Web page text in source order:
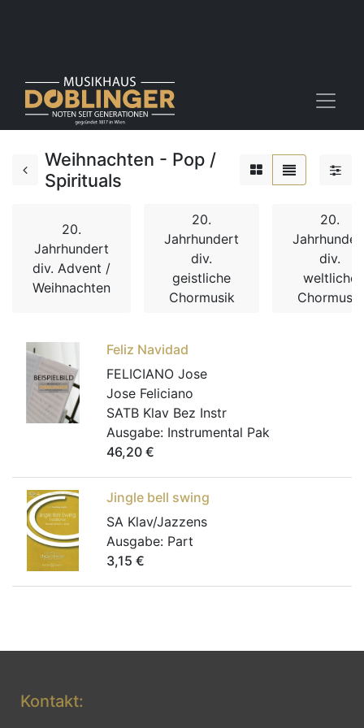
Weihnachten - Pop /
Spirituals
20.
Jahrhundert
div. Advent /
Weihnachten
20.
Jahrhundert
div.
geistliche
Chormusik
20.
div.
weltliche
Chormusik
Feliz Navidad
FELICIANO Jose
Jose Feliciano
SATB Klav Bez Instr
Ausgabe: Instrumental Pak
46,20 €
Jingle bell swing
SA Klav/Jazzens
Ausgabe: Part
3,15 €
Kontakt: